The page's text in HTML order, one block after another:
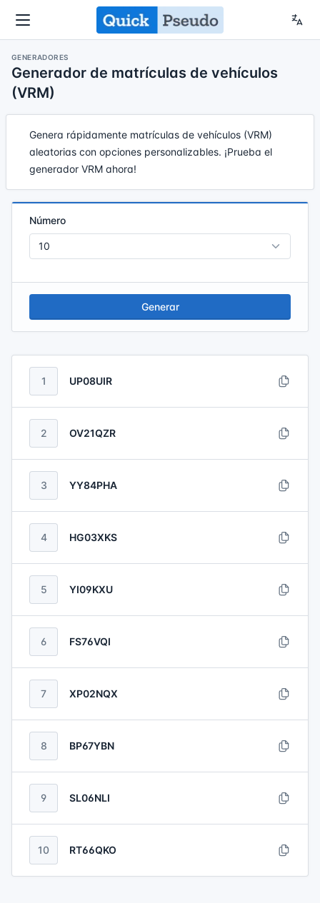
GENERADORES
Generador de matrículas de vehículos
(VRM)
Genera rápidamente matrículas de vehículos (VRM)
aleatorias con opciones personalizables. ¡Prueba el
generador VRM ahora!
Número
Generar
1 UP08UIR
2 OV21QZR
3 YY84PHA
4 HG03XKS
5 YI09KXU
6 FS76VQI
7 XP02NQX
8 BP67YBN
9 SL06NLI
10 RT66QKO